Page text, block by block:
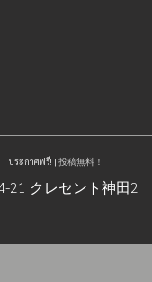
21 クレセント神田2
ประกาศฟรี! | 投稿無料！